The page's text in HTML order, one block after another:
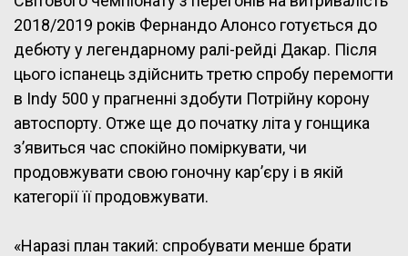
2018/2019 років Фернандо Алонсо готується до
дебюту у легендарному ралі-рейді Дакар. Після
цього іспанець здійснить третю спробу перемогти
в Indy 500 у прагненні здобути Потрійну корону
автоспорту. Отже ще до початку літа у гонщика
з’явиться час спокійно поміркувати, чи
продовжувати свою гоночну кар’єру і в якій
категорії її продовжувати.
«Наразі план такий: спробувати менше брати